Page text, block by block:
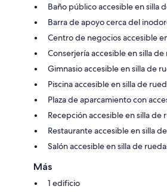
Baño público accesible en silla
Barra de apoyo cerca del
Centro de negocios accesible
Conserjería accesible en silla de
Gimnasio accesible en silla de
Piscina accesible en silla de
Plaza de aparcamiento con
Recepción accesible en silla de
Restaurante accesible en silla
Salón accesible en silla de
Más
1 edificio